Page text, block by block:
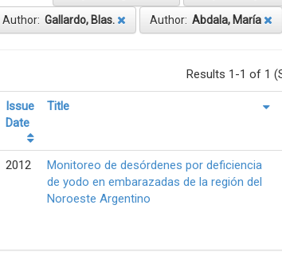
Author: Gallardo, Blas. Author: Abdala, María
Results 1-1 of 1
Issue
Date
Title
2012
Monitoreo de desórdenes por deficiencia
de yodo en embarazadas de la región del
Noroeste Argentino